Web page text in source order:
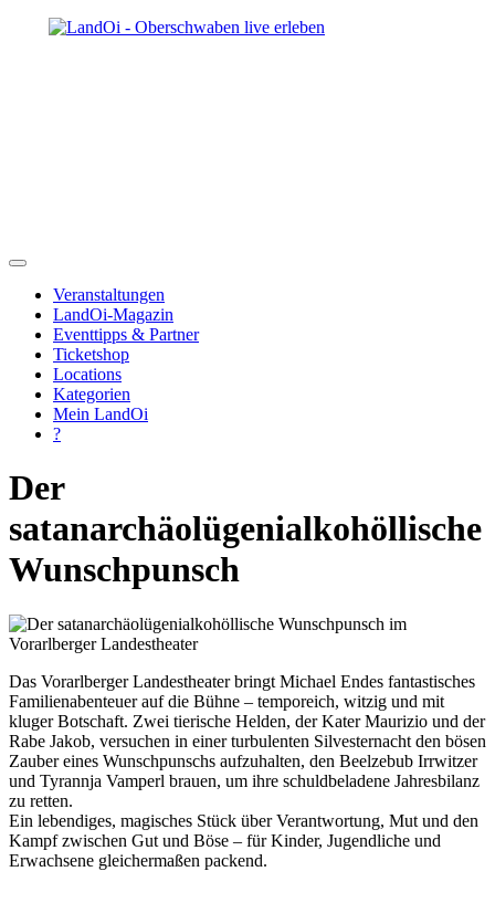
Veranstaltungen
LandOi-Magazin
Eventtipps & Partner
Ticketshop
Locations
Kategorien
Mein LandOi
?
Der
satanarchäolügenialkohöllische
Wunschpunsch
Das Vorarlberger Landestheater bringt Michael Endes fantastisches
Familienabenteuer auf die Bühne – temporeich, witzig und mit
kluger Botschaft. Zwei tierische Helden, der Kater Maurizio und der
Rabe Jakob, versuchen in einer turbulenten Silvesternacht den bösen
Zauber eines Wunschpunschs aufzuhalten, den Beelzebub Irrwitzer
und Tyrannja Vamperl brauen, um ihre schuldbeladene Jahresbilanz
zu retten.
Ein lebendiges, magisches Stück über Verantwortung, Mut und den
Kampf zwischen Gut und Böse – für Kinder, Jugendliche und
Erwachsene gleichermaßen packend.